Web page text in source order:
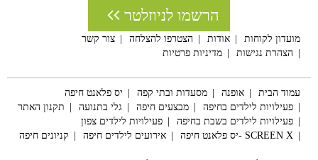
הרשמו לניוזלטר
מועדון לקוחות אודות הצטרפו להצלחה
צור קשר
הצהרת נגישות
מדיניות פרטיות
עמוד הבית אופנה מסעדות ובתי קפה
יס פלאנט חיפה
פעילויות לילדים בחיפה
מבצעים חיפה גלי בתנועה
תקנון האתר
פעילויות לילדים בשבת בחיפה
פעילויות לילדים צפון
SCREEN X -יס פלאנט חיפה
אירועים לילדים חיפה קניונים חיפה